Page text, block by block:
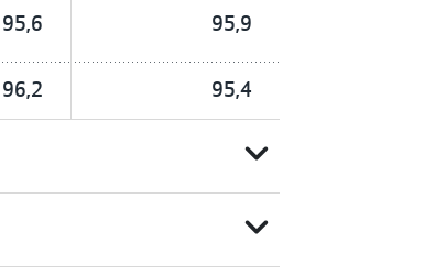
95,6 95,9
96,2 95,4
expand_more
expand_more